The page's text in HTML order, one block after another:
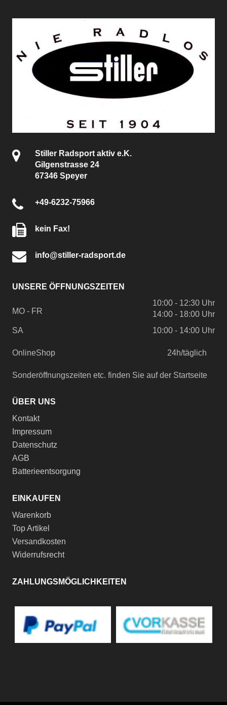
Stiller Radsport aktiv e.K.
Gilgenstrasse 24
67346 Speyer
+49-6232-75966
kein Fax!
info@stiller-radsport.de
UNSERE ÖFFNUNGSZEITEN
MO - FR
10:00 - 12:30 Uhr
14:00 - 18:00 Uhr
SA
10:00 - 14:00 Uhr
OnlineShop 24h/täglich
Sonderöffnungszeiten etc. finden Sie auf der Startseite
ÜBER UNS
Kontakt
Impressum
Datenschutz
AGB
Batterieentsorgung
EINKAUFEN
Warenkorb
Top Artikel
Versandkosten
Widerrufsrecht
ZAHLUNGSMÖGLICHKEITEN